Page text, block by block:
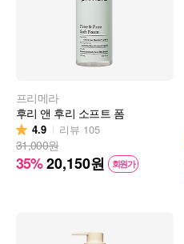
프리메라
후리 앤 후리 소프트 폼
4.9 리뷰 105
31,000원
35%20,150원 회원가